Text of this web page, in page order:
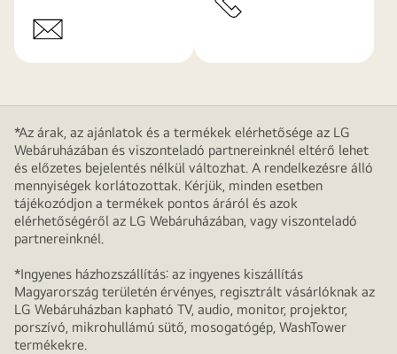
*Az árak, az ajánlatok és a termékek elérhetősége az LG
Webáruházában és viszonteladó partnereinknél eltérő lehet
és előzetes bejelentés nélkül változhat. A rendelkezésre álló
mennyiségek korlátozottak. Kérjük, minden esetben
tájékozódjon a termékek pontos áráról és azok
elérhetőségéről az LG Webáruházában, vagy viszonteladó
partnereinknél.
*Ingyenes házhozszállítás: az ingyenes kiszállítás
Magyarország területén érvényes, regisztrált vásárlóknak az
LG Webáruházban kapható TV, audio, monitor, projektor,
porszívó, mikrohullámú sütő, mosogatógép, WashTower
termékekre.